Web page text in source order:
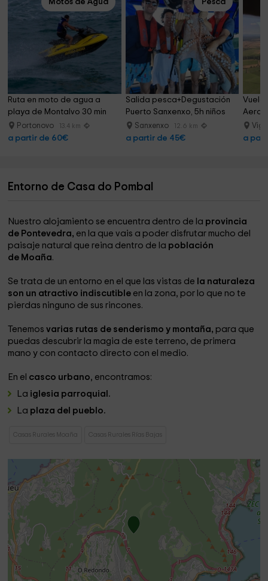
Motos de Agua
Ruta en moto de agua a
playa de Montalvo 30 min
Portonovo 13.4 km
a partir de 60€
Pesca
Salida pesca+Degustación
Puerto Sanxenxo, 5h niños
Sanxenxo 12.6 km
a partir de 45€
Vuelo
a
Entorno de Casa do Pombal
Nuestro alojamiento se encuentra dentro de la provincia
de Pontevedra, en la que vais a poder disfrutar mucho del
paisaje natural que reina dentro de la población
de Moaña.
Se trata de un entorno en el que las vistas de la naturaleza
son un atractivo indiscutible en la zona, por lo que no te
pierdas ninguno de sus rincones.
Tenemos varias rutas de senderismo y montaña, para que
puedas descubrir la magia de este terreno, de primera
mano y con contacto directo con el medio.
En el casco urbano, encontramos:
La iglesia parroquial.
La plaza del pueblo.
Casas Rurales Moaña Casas Rurales Rías Bajas